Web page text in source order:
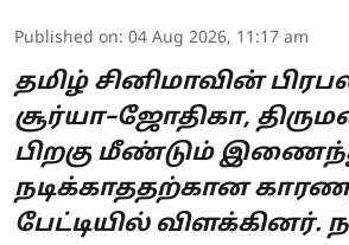
Published on: 04 Aug 2026, 11:17 am
தமிழ் சினிமாவின்
சூர்யா–ஜோதிகா,
பிறகு மீண்டும்
நடிக்காததற்கான
பேட்டியில் விளக்கினர்.